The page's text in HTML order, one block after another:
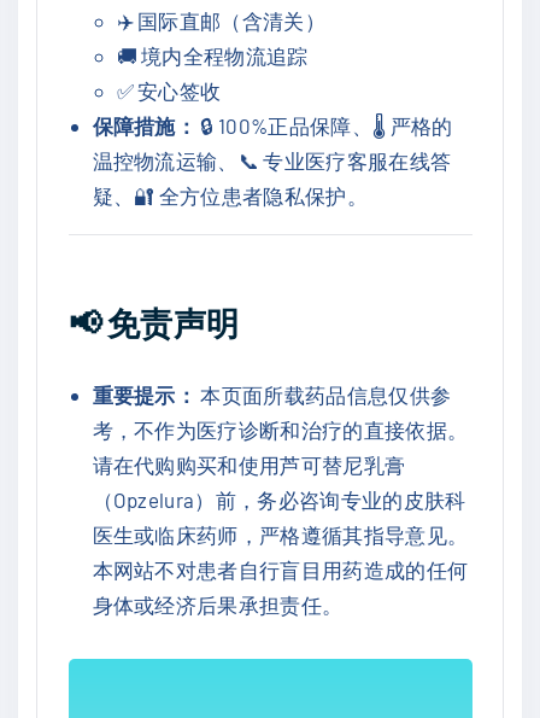
✈️ 国际直邮（含清关）
🚚 境内全程物流追踪
✅ 安心签收
保障措施： 🔒 100%正品保障、🌡️ 严格的
温控物流运输、📞 专业医疗客服在线答
疑、🔐 全方位患者隐私保护。
📢免责声明
重要提示： 本页面所载药品信息仅供参
考，不作为医疗诊断和治疗的直接依据。
请在代购购买和使用芦可替尼乳膏
（Opzelura）前，务必咨询专业的皮肤科
医生或临床药师，严格遵循其指导意见。
本网站不对患者自行盲目用药造成的任何
身体或经济后果承担责任。